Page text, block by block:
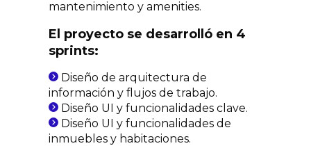
mantenimiento y amenities.
El proyecto se desarrolló en 4
sprints:
Diseño de arquitectura de
información y flujos de trabajo.
Diseño UI y funcionalidades clave.
Diseño UI y funcionalidades de
inmuebles y habitaciones.